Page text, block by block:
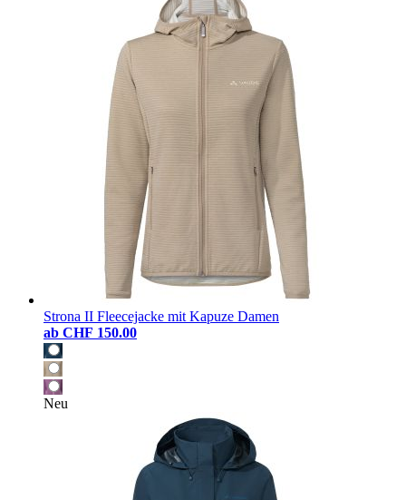
Strona II Fleecejacke mit Kapuze Damen
ab CHF 150.00
Neu